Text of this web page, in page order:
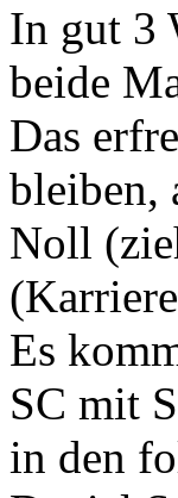
In gut 3
beide
Das
bleiben,
Noll
Es
SC mit
in den